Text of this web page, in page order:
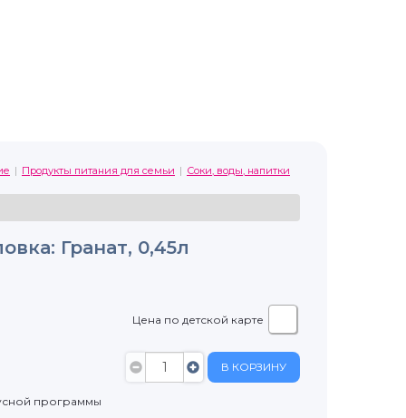
Продукты питания для семьи Соки, воды, напитки
Гранат, 0,45л
Цена по детской карте
В КОРЗИНУ
программы